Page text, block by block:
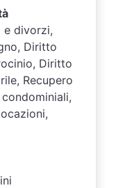
e divorzi,
Diritto
Diritto
Recupero